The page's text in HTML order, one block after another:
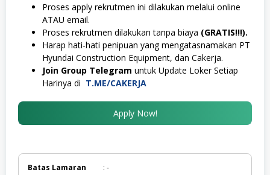
Proses apply rekrutmen ini dilakukan melalui online
ATAU email.
Proses rekrutmen dilakukan tanpa biaya (GRATIS!!!).
Harap hati-hati penipuan yang mengatasnamakan PT
Hyundai Construction Equipment, dan Cakerja.
Join Group Telegram untuk Update Loker Setiap
Harinya di T.ME/CAKERJA
Apply Now!
Batas Lamaran
: -